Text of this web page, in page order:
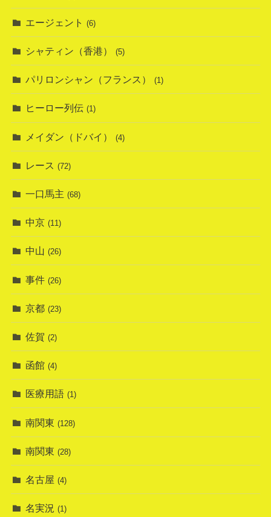
エージェント (6)
シャティン（香港） (5)
パリロンシャン（フランス） (1)
ヒーロー列伝 (1)
メイダン（ドバイ） (4)
レース (72)
一口馬主 (68)
中京 (11)
中山 (26)
事件 (26)
京都 (23)
佐賀 (2)
函館 (4)
医療用語 (1)
南関東 (128)
南関東 (28)
名古屋 (4)
名実況 (1)